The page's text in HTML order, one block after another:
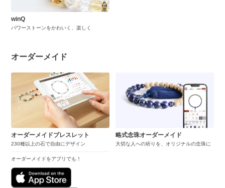
winQ
パワーストーンをかわいく、楽しく
オーダーメイド
オーダーメイドブレスレット
230種以上の石で自由にデザイン
オーダーメイドをアプリでも！
略式念珠オーダーメイド
大切な人への祈りを、オリジナルの念珠に